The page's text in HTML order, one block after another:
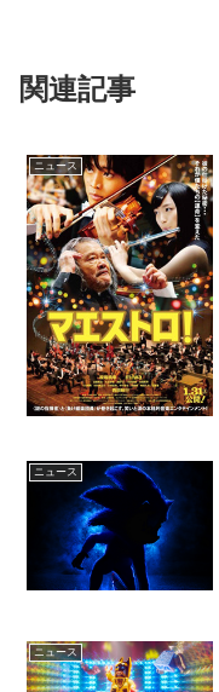
関連記事
ニュース
ニュース
ニュース